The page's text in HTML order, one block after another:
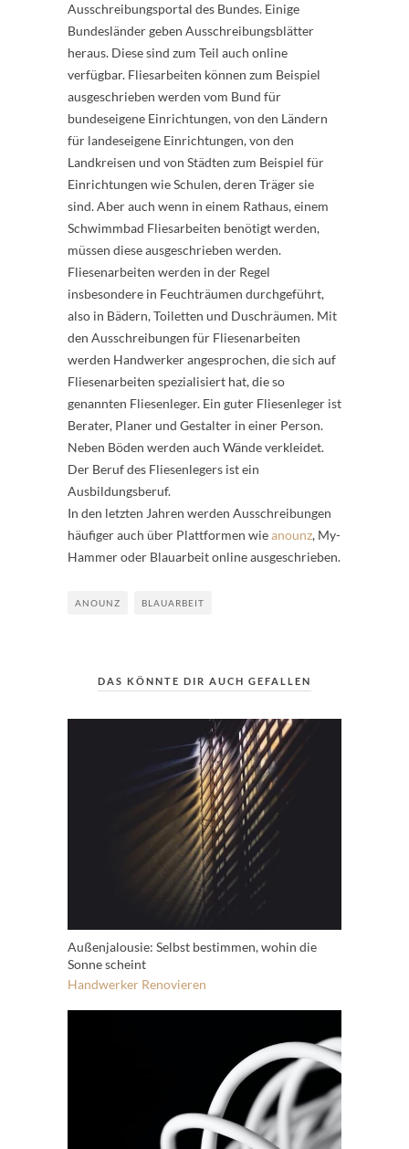
Ausschreibungsportal des Bundes. Einige
Bundesländer geben Ausschreibungsblätter
heraus. Diese sind zum Teil auch online
verfügbar. Fliesarbeiten können zum Beispiel
ausgeschrieben werden vom Bund für
bundeseigene Einrichtungen, von den Ländern
für landeseigene Einrichtungen, von den
Landkreisen und von Städten zum Beispiel für
Einrichtungen wie Schulen, deren Träger sie
sind. Aber auch wenn in einem Rathaus, einem
Schwimmbad Fliesarbeiten benötigt werden,
müssen diese ausgeschrieben werden.
Fliesenarbeiten werden in der Regel
insbesondere in Feuchträumen durchgeführt,
also in Bädern, Toiletten und Duschräumen. Mit
den Ausschreibungen für Fliesenarbeiten
werden Handwerker angesprochen, die sich auf
Fliesenarbeiten spezialisiert hat, die so
genannten Fliesenleger. Ein guter Fliesenleger ist
Berater, Planer und Gestalter in einer Person.
Neben Böden werden auch Wände verkleidet.
Der Beruf des Fliesenlegers ist ein
Ausbildungsberuf.
In den letzten Jahren werden Ausschreibungen
häufiger auch über Plattformen wieanounz, My-
Hammer oder Blauarbeit online ausgeschrieben.
ANOUNZ BLAUARBEIT
DAS KÖNNTE DIR AUCH GEFALLEN
Außenjalousie: Selbst bestimmen, wohin die
Sonne scheint
Handwerker Renovieren